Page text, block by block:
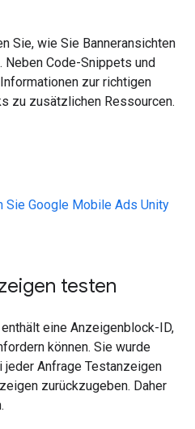
Sie, wie Sie Banneransichten
Neben Code-Snippets und
zur richtigen
zu zusätzlichen Ressourcen.
Sie Google Mobile Ads Unity
testen
eine Anzeigenblock-ID,
können. Sie wurde
Anfrage Testanzeigen
zurückzugeben. Daher